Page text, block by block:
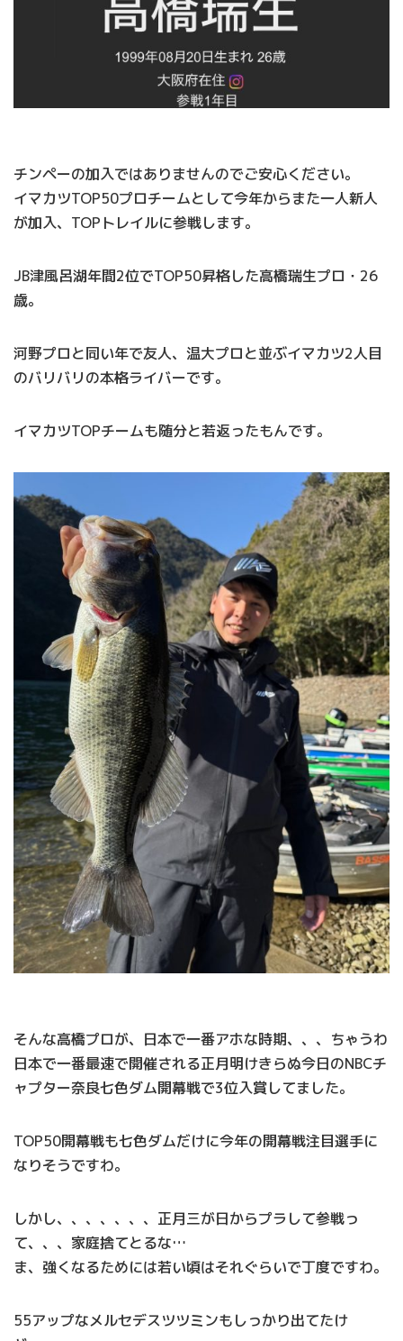
チンペーの加入ではありませんのでご安心ください。
イマカツTOP50プロチームとして今年からまた一人新人
が加入、TOPトレイルに参戦します。
JB津風呂湖年間2位でTOP50昇格した高橋瑞生プロ・26
歳。
河野プロと同い年で友人、温大プロと並ぶイマカツ2人目
のバリバリの本格ライバーです。
イマカツTOPチームも随分と若返ったもんです。
そんな高橋プロが、日本で一番アホな時期、、、ちゃうわ
日本で一番最速で開催される正月明けきらぬ今日のNBCチ
ャプター奈良七色ダム開幕戦で3位入賞してました。
TOP50開幕戦も七色ダムだけに今年の開幕戦注目選手に
なりそうですわ。
しかし、、、、、、、正月三が日からプラして参戦っ
て、、、家庭捨てとるな…
ま、強くなるためには若い頃はそれぐらいで丁度ですわ。
55アップなメルセデスツツミンもしっかり出てたけ